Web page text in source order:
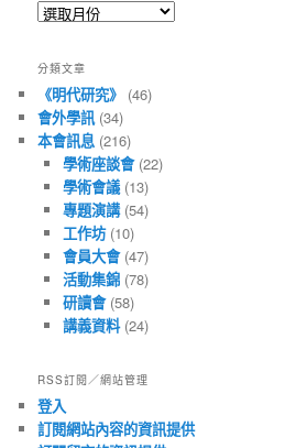
所
章
分類文章
《明代研究》 (46)
會外學訊(34)
本會訊息 (216)
學術座談會(22)
學術會議(13)
專題演講(54)
工作坊(10)
會員大會(47)
活動集錦(78)
研讀會(58)
講義資料(24)
RSS訂閱／網站管理
登入
訂閱網站內容的資訊提供